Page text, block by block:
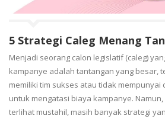
5 Strategi Caleg Menang
Menjadi seorang calon legislatif (caleg)
kampanye adalah tantangan yang besar,
memiliki tim sukses atau tidak
untuk mengatasi biaya kampanye.
terlihat mustahil, masih banyak strategi